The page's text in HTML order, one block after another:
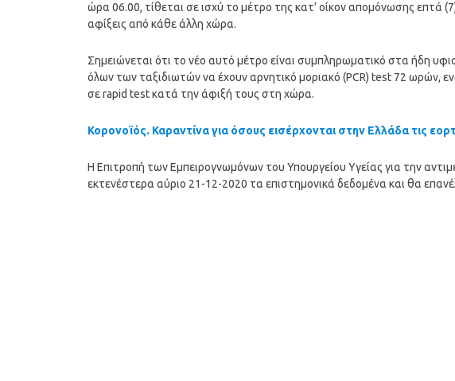
ώρα 06.00, τίθεται σε ισχύ το μέτρο της κατ’ οίκον απομόνωσης επτά
αφίξεις από κάθε άλλη χώρα.
Σημειώνεται ότι το νέο αυτό μέτρο είναι συμπληρωματικό στα ήδη
όλων των ταξιδιωτών να έχουν αρνητικό μοριακό (PCR) test 72 ωρών,
σε rapid test κατά την άφιξή τους στη χώρα.
Κορονοϊός. Καραντίνα για όσους εισέρχονται στην Ελλάδα τις
Η Επιτροπή των Εμπειρογνωμόνων του Υπουργείου Υγείας για την
εκτενέστερα αύριο 21-12-2020 τα επιστημονικά δεδομένα και θα